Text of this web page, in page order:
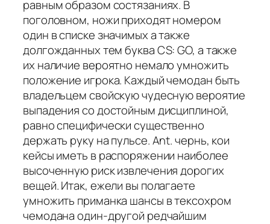
равным образом состязаниях. В
поголовном, ножи приходят номером
один в списке значимых а также
долгожданных тем буква CS: GO, а также
их наличие вероятно немало умножить
положение игрока. Каждый чемодан быть
владельцем свойскую чудесную вероятие
выпадения со достойным дисциплиной,
равно специфически существенно
держать руку на пульсе. Ant. чернь, кои
кейсы иметь в распоряжении наиболее
высоченную риск извлечения дорогих
вещей. Итак, ежели вы полагаете
умножить приманка шансы в тексохром
чемодана один-другой редчайшим